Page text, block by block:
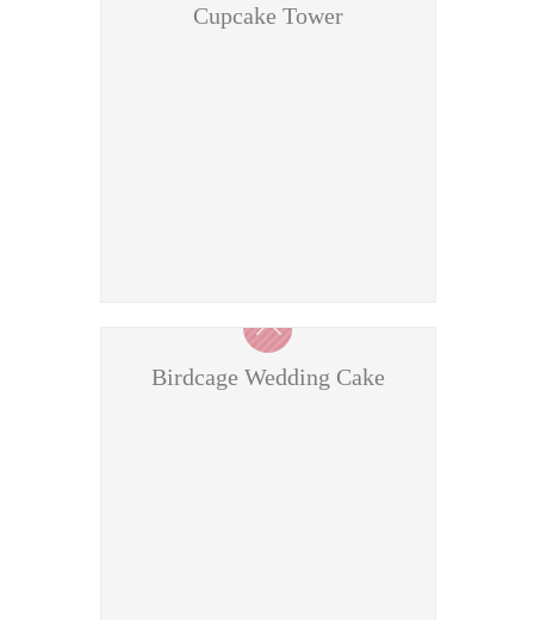
Cupcake Tower
Birdcage Wedding Cake